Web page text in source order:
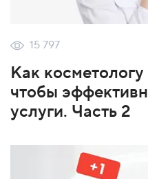
15 797
Как
чтобы
услуги. Часть 2